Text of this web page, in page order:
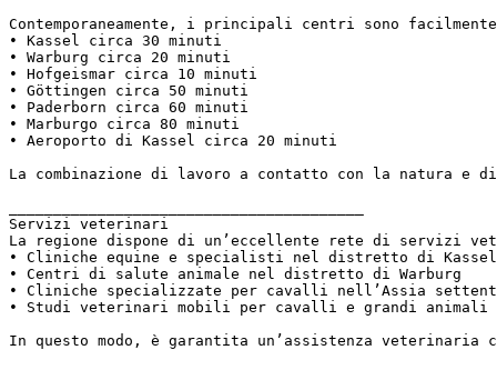
Contemporaneamente, i principali centri sono
• Kassel circa 30 minuti
• Warburg circa 20 minuti
• Hofgeismar circa 10 minuti
• Göttingen circa 50 minuti
• Paderborn circa 60 minuti
• Marburgo circa 80 minuti
• Aeroporto di Kassel circa 20 minuti
La combinazione di lavoro a contatto con la natura e
Servizi veterinari
La regione dispone di un’eccellente rete di servizi
• Cliniche equine e specialisti nel distretto di
• Centri di salute animale nel distretto di Warburg
• Cliniche specializzate per cavalli nell’Assia
• Studi veterinari mobili per cavalli e grandi
In questo modo, è garantita un’assistenza veterinaria